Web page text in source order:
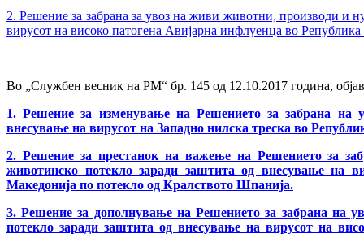
2. Решение за забрана за увоз на живи животни, производи и
вирусот на високо патогена Авијарна инфлуенца во
Во „Службен весник на РМ“ бр. 145 од 12.10.2017 година,
1. Решение за изменување на Решението за забрана
внесување на вирусот на Западно нилска треска во
2. Решение за престанок на важење на Решението за
животинско потекло заради заштита од внесување на
Македонија по потекло од Кралството Шпанија.
3. Решение за дополнување на Решението за забрана на
потекло заради заштита од внесување на вирусот на